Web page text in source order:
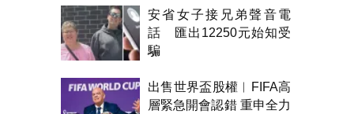
安省女子接兄弟聲音電
話 匯出12250元始知受
騙
出售世界盃股權︱FIFA高
層緊急開會認錯 重申全力